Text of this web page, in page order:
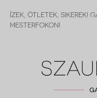
ÍZEK, ÖTLETEK, SIKEREK!
MESTERFOKON!